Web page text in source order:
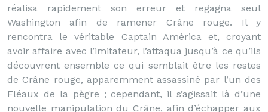
réalisa rapidement son erreur et regagna seul
Washington afin de ramener Crâne rouge. Il y
rencontra le véritable Captain América et, croyant
avoir affaire avec l’imitateur, l’attaqua jusqu’à ce qu’ils
découvrent ensemble ce qui semblait être les restes
de Crâne rouge, apparemment assassiné par l’un des
Fléaux de la pègre ; cependant, il s’agissait là d’une
nouvelle manipulation du Crâne, afin d’échapper aux